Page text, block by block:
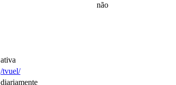
não
ativa
/tvuel/
diariamente